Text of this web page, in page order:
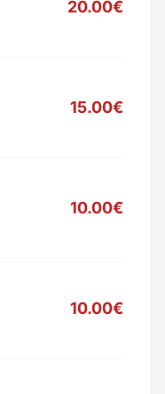
20.00€
15.00€
10.00€
10.00€